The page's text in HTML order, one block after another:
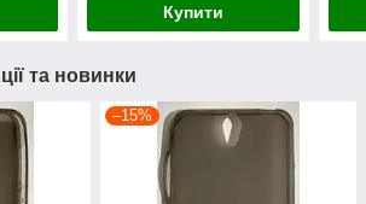
Купити
та новинки
–15%